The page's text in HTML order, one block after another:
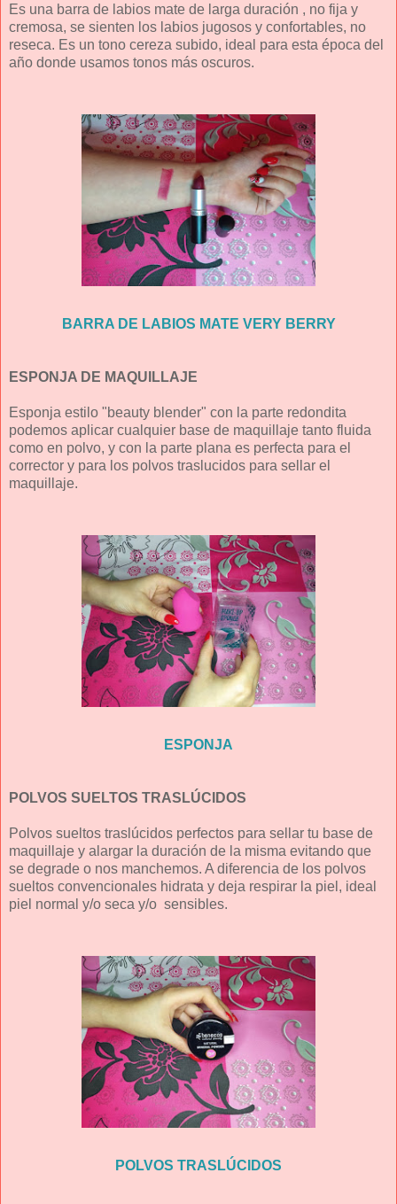
Es una barra de labios mate de larga duración , no fija y
cremosa, se sienten los labios jugosos y confortables, no
reseca. Es un tono cereza subido, ideal para esta época del
año donde usamos tonos más oscuros.
BARRA DE LABIOS MATE VERY BERRY
ESPONJA DE MAQUILLAJE
Esponja estilo "beauty blender" con la parte redondita
podemos aplicar cualquier base de maquillaje tanto fluida
como en polvo, y con la parte plana es perfecta para el
corrector y para los polvos traslucidos para sellar el
maquillaje.
ESPONJA
POLVOS SUELTOS TRASLÚCIDOS
Polvos sueltos traslúcidos perfectos para sellar tu base de
maquillaje y alargar la duración de la misma evitando que
se degrade o nos manchemos. A diferencia de los polvos
sueltos convencionales hidrata y deja respirar la piel, ideal
piel normal y/o seca y/o sensibles.
POLVOS TRASLÚCIDOS